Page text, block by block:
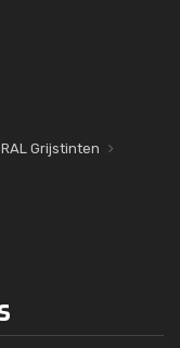
RAL Grijstinten